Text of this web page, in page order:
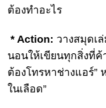
ต้องทำอะไร
* Action: วางสมุดเ
นอนให้เขียนทุกสิ่งที่ค้
ต้องโทรหาช่างแอร์”
ในเลือด”